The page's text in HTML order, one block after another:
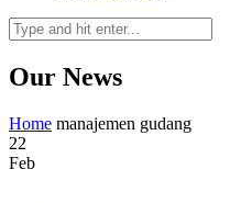
Our News
Home manajemen gudang
22
Feb